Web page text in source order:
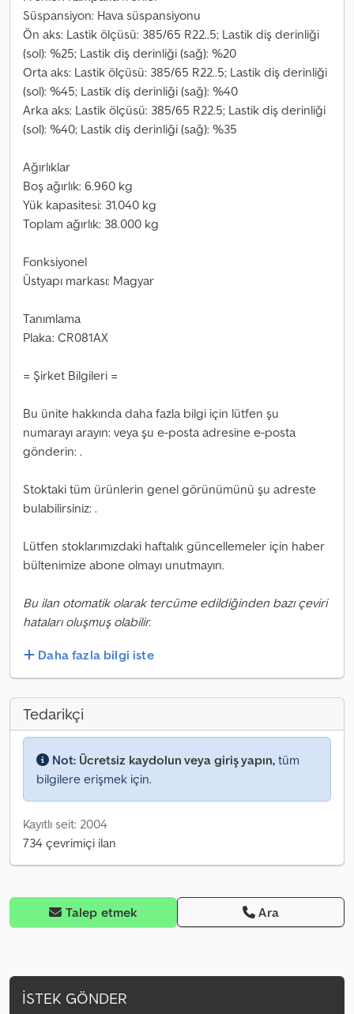
Süspansiyon: Hava süspansiyonu
Ön aks: Lastik ölçüsü: 385/65 R22..5; Lastik diş derinliği
(sol): %25; Lastik diş derinliği (sağ): %20
Orta aks: Lastik ölçüsü: 385/65 R22..5; Lastik diş derinliği
(sol): %45; Lastik diş derinliği (sağ): %40
Arka aks: Lastik ölçüsü: 385/65 R22.5; Lastik diş derinliği
(sol): %40; Lastik diş derinliği (sağ): %35
Ağırlıklar
Boş ağırlık: 6.960 kg
Yük kapasitesi: 31.040 kg
Toplam ağırlık: 38.000 kg
Fonksiyonel
Üstyapı markası: Magyar
Tanımlama
Plaka: CR081AX
= Şirket Bilgileri =
Bu ünite hakkında daha fazla bilgi için lütfen şu
numarayı arayın: veya şu e-posta adresine e-posta
gönderin: .
Stoktaki tüm ürünlerin genel görünümünü şu adreste
bulabilirsiniz: .
Lütfen stoklarımızdaki haftalık güncellemeler için haber
bültenimize abone olmayı unutmayın.
Bu ilan otomatik olarak tercüme edildiğinden bazı çeviri
hataları oluşmuş olabilir.
Daha fazla bilgi iste
Tedarikçi
Not: Ücretsiz kaydolun veya giriş yapın, tüm
bilgilere erişmek için.
Kayıtlı seit: 2004
734 çevrimiçi ilan
Talep etmek Ara
İSTEK GÖNDER